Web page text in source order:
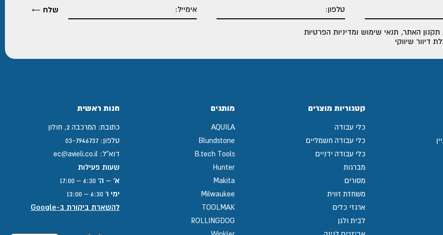
תקנון האתר, תנאי שימוש ומדיניות הפרטיות
דיוור שיווקי
קטגוריות מוצרים
כלי עבודה
כלי עבודה חשמליים
כלי עבודה ידניים
מברגות
מסורים
משחזת זווית
ארגזי כלים
לבית ולגן
מותגים
AQUILA
Blundstone
B.tech Tools
Hunter
Makita
Milwaukee
TOOLMAK
ROLLINGDOG
חנות ראשית
כתובת: המרכבה 2, חולון
טלפון: 03-7946737
דוא"ל: ec@avieli.co.il
שעות פעילות
א' – ה'
ימי ו'
להשארת ביקורת ב-Google